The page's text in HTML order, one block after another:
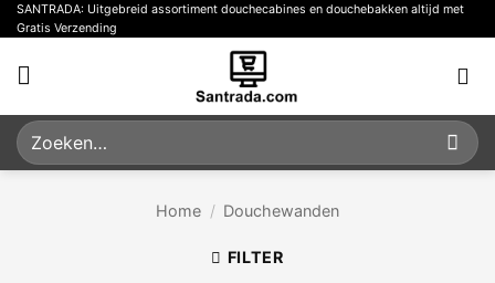
Ga
naar
inhoud
SANTRADA: Uitgebreid assortiment douchecabines en douchebakken altijd met
Gratis Verzending
Zoeken
naar:
Home / Douchewanden
FILTER